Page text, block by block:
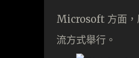
Microsoft 方面，
流方式舉行。